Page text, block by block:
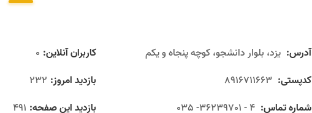
آدرس: یزد، بلوار دانشجو، کوچه پنجاه و یکم
کدپستی: 8916711663
شماره تماس: 4 - 36239701- 035
کاربران آنلاین: 0
بازدید امروز: 232
بازدید این صفحه: 491